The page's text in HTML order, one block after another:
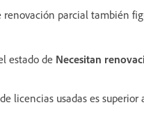
parcial también
estado de Necesitan
licencias usadas es